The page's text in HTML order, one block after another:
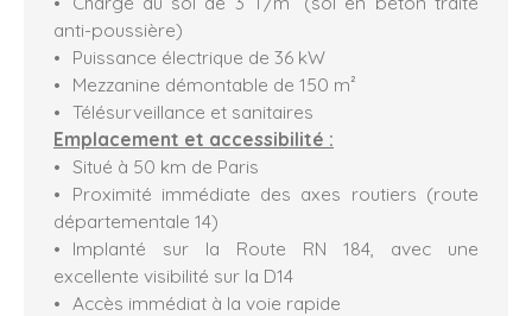
anti-poussière)
Puissance électrique de 36 kW
Mezzanine démontable de 150 m²
Télésurveillance et sanitaires
Emplacement et accessibilité :
Situé à 50 km de Paris
Proximité immédiate des axes routiers (route
départementale 14)
Implanté sur la Route RN 184, avec une
excellente visibilité sur la D14
Accès immédiat à la voie rapide